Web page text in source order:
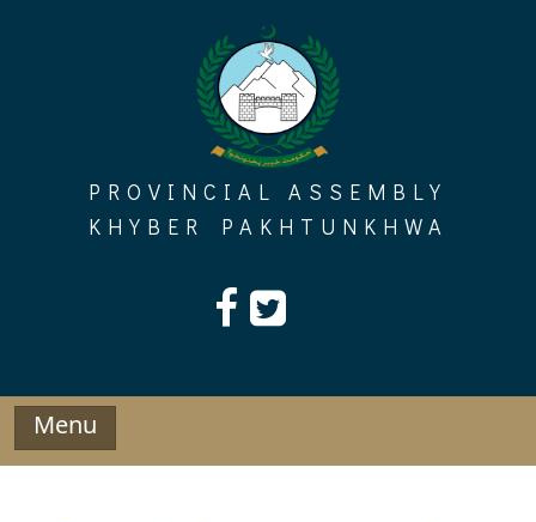
PROVINCIAL ASSEMBLY
KHYBER PAKHTUNKHWA
Menu